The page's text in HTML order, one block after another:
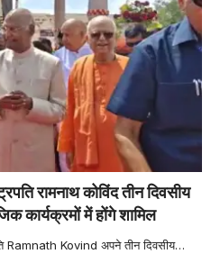
रामनाथ कोविंद तीन दिवसीय
कार्यक्रमों में होंगे शामिल
Ramnath Kovind अपने तीन दिवसीय…